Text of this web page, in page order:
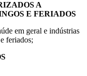
A
E FERIADOS
em geral e indústrias
feriados;